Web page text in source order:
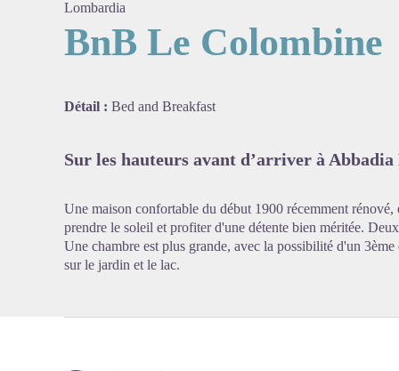
Lombardia
BnB Le Colombine
Détail : Bed and Breakfast
Sur les hauteurs avant d’arriver à
Une maison confortable du début 1900 récemment
prendre le soleil et profiter d'une détente bien méritée.
Une chambre est plus grande, avec la possibilité d'un
sur le jardin et le lac.